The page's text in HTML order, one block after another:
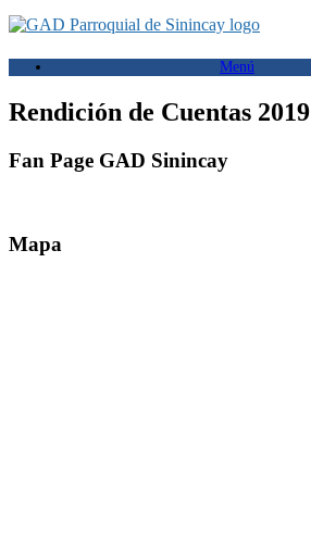
Saltar
al
contenido
Menú
Rendición de Cuentas 2019
Fan Page GAD Sinincay
Mapa